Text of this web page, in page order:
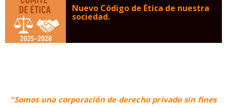
Nuevo Código de Ética de nuestra
sociedad.
“Somos una corporación de derecho privado sin fines